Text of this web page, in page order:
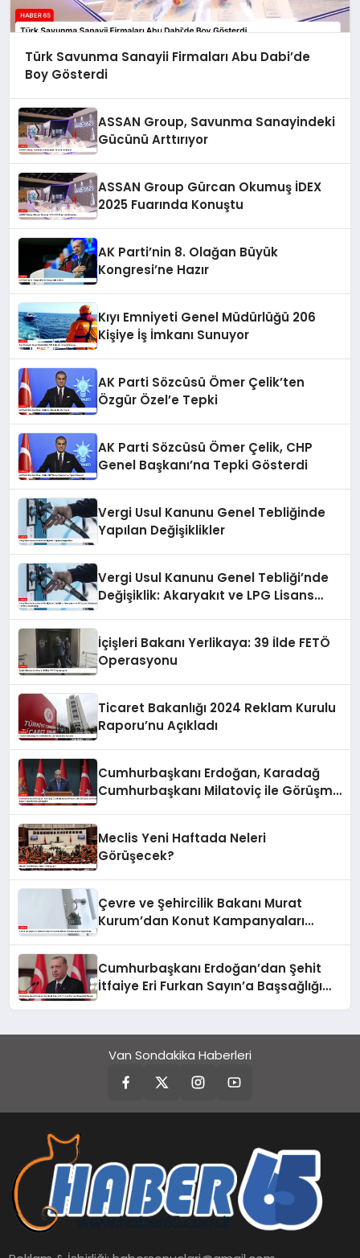
Türk Savunma Sanayii Firmaları Abu Dabi’de
Boy Gösterdi
ASSAN Group, Savunma Sanayindeki
Gücünü Arttırıyor
ASSAN Group Gürcan Okumuş İDEX
2025 Fuarında Konuştu
AK Parti’nin 8. Olağan Büyük
Kongresi’ne Hazır
Kıyı Emniyeti Genel Müdürlüğü 206
Kişiye İş İmkanı Sunuyor
AK Parti Sözcüsü Ömer Çelik’ten
Özgür Özel’e Tepki
AK Parti Sözcüsü Ömer Çelik, CHP
Genel Başkanı’na Tepki Gösterdi
Vergi Usul Kanunu Genel Tebliğinde
Yapılan Değişiklikler
Vergi Usul Kanunu Genel Tebliği’nde
Değişiklik: Akaryakıt ve LPG Lisans
İçişleri Bakanı Yerlikaya: 39 İlde FETÖ
Operasyonu
Ticaret Bakanlığı 2024 Reklam Kurulu
Raporu’nu Açıkladı
Cumhurbaşkanı Erdoğan, Karadağ
Cumhurbaşkanı Milatoviç ile Görüşme
Meclis Yeni Haftada Neleri
Görüşecek?
Çevre ve Şehircilik Bakanı Murat
Kurum’dan Konut Kampanyaları
Cumhurbaşkanı Erdoğan’dan Şehit
İtfaiye Eri Furkan Sayın’a Başsağlığı
Van Sondakika Haberleri